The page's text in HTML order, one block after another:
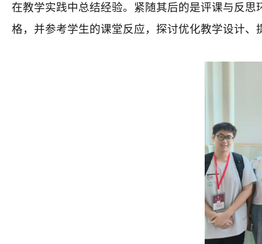
在教学实践中总结经验。紧随其后的是评课与反
格，并参考学生的课堂反应，探讨优化教学设计、